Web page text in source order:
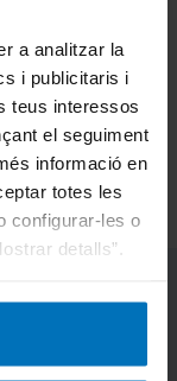
a analitzar la
i publicitaris i
teus interessos
el seguiment
informació en
totes les
configurar-les o
detalls”.